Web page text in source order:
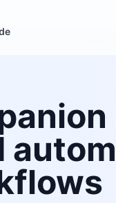
KI